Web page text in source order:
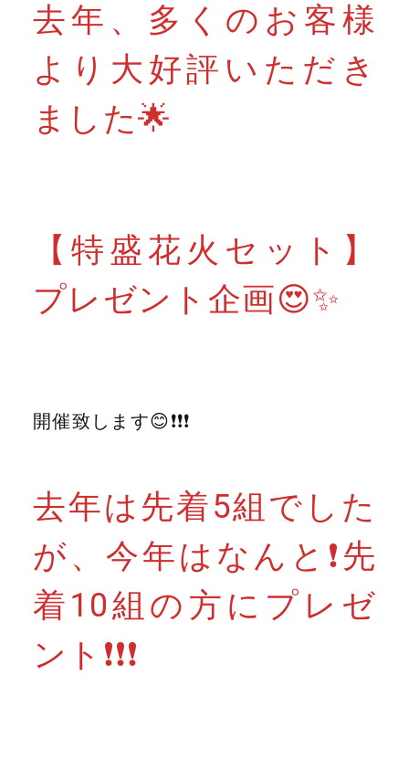
去年、多くのお客様
より大好評いただき
ました🌟
【特盛花火セット】
プレゼント企画😍✨
開催致します😊❗❗❗
去年は先着5組でした
が、今年はなんと❗先
着10組の方にプレゼ
ント❗❗❗